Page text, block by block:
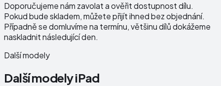
Doporučujeme nám zavolat a ověřit dostupnost dílu.
Pokud bude skladem, můžete přijít ihned bez objednání.
Případně se domluvíme na termínu, většinu dílů dokážeme
naskladnit následující den.
Další modely
Další modelyiPad